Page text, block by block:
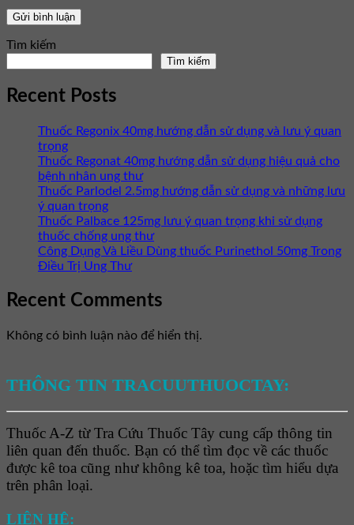
Tìm kiếm
Tìm kiếm
Recent Posts
Thuốc Regonix 40mg hướng dẫn sử dụng và lưu ý quan
trọng
Thuốc Regonat 40mg hướng dẫn sử dụng hiệu quả cho
bệnh nhân ung thư
Thuốc Parlodel 2.5mg hướng dẫn sử dụng và những lưu
ý quan trọng
Thuốc Palbace 125mg lưu ý quan trọng khi sử dụng
thuốc chống ung thư
Công Dụng Và Liều Dùng thuốc Purinethol 50mg Trong
Điều Trị Ung Thư
Recent Comments
Không có bình luận nào để hiển thị.
THÔNG TIN TRACUUTHUOCTAY:
Thuốc A-Z từ Tra Cứu Thuốc Tây cung cấp thông tin
liên quan đến thuốc. Bạn có thể tìm đọc về các thuốc
được kê toa cũng như không kê toa, hoặc tìm hiểu dựa
trên phân loại.
LIÊN HỆ: